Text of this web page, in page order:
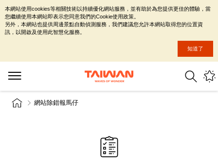
網站除錯報馬仔
本網站使用cookies等相關技術以持續優化網站服務，並有助於為您提供更佳的體驗，當
您繼續使用本網站即表示您同意我們的Cookie使用政策。
另外，本網站也提供周邊景點自動偵測服務，我們建議您允許本網站取得您的位置資
訊，以開啟及使用此智慧化服務。
知道了